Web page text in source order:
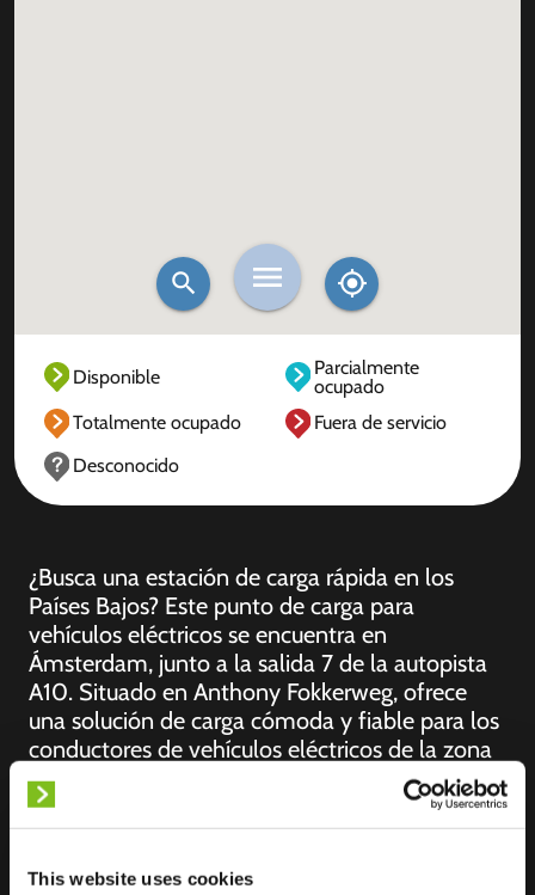
This website uses cookies
Disponible
Parcialmente
ocupado
Totalmente ocupado
Fuera de servicio
Desconocido
¿Busca una estación de carga rápida en los
Países Bajos? Este punto de carga para
vehículos eléctricos se encuentra en
Ámsterdam, junto a la salida 7 de la autopista
A10. Situado en Anthony Fokkerweg, ofrece
una solución de carga cómoda y fiable para los
conductores de vehículos eléctricos de la zona
de Ámsterdam y alrededores.